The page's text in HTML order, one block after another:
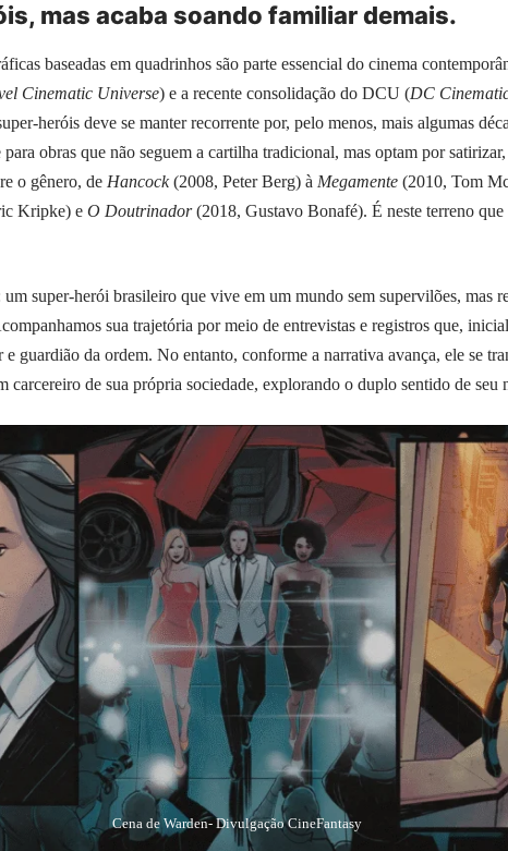
mas acaba soando familiar demais.
baseadas em quadrinhos são parte essencial do cinema
Cinematic Universe) e a recente consolidação do DCU (DC
heróis deve se manter recorrente por, pelo menos, mais algumas
para obras que não seguem a cartilha tradicional, mas optam por
o gênero, de Hancock(2008, Peter Berg) à Megamente (2010, Tom
Kripke) e O Doutrinador(2018, Gustavo Bonafé). É neste terreno que
super-herói brasileiro que vive em um mundo sem supervilões, mas
sua trajetória por meio de entrevistas e registros que,
guardião da ordem. No entanto, conforme a narrativa avança, ele se
carcereiro de sua própria sociedade, explorando o duplo sentido de seu
Cena de Warden- Divulgação CineFantasy